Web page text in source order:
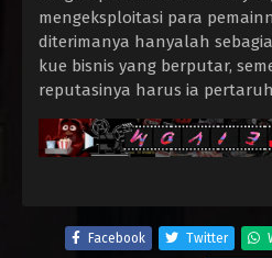
mengeksploitasi para
diterimanya hanyalah
kue bisnis yang berputar,
reputasinya harus ia
Facebook Twitter